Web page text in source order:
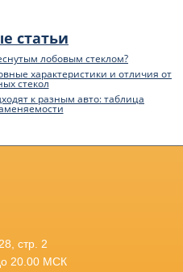
статьи
лобовым стеклом?
характеристики и отличия от
стекол
к разным авто: таблица
стр. 2
20.00 МСК